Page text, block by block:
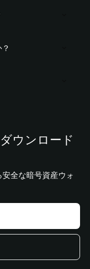
ウンロード
全な暗号資産ウォ